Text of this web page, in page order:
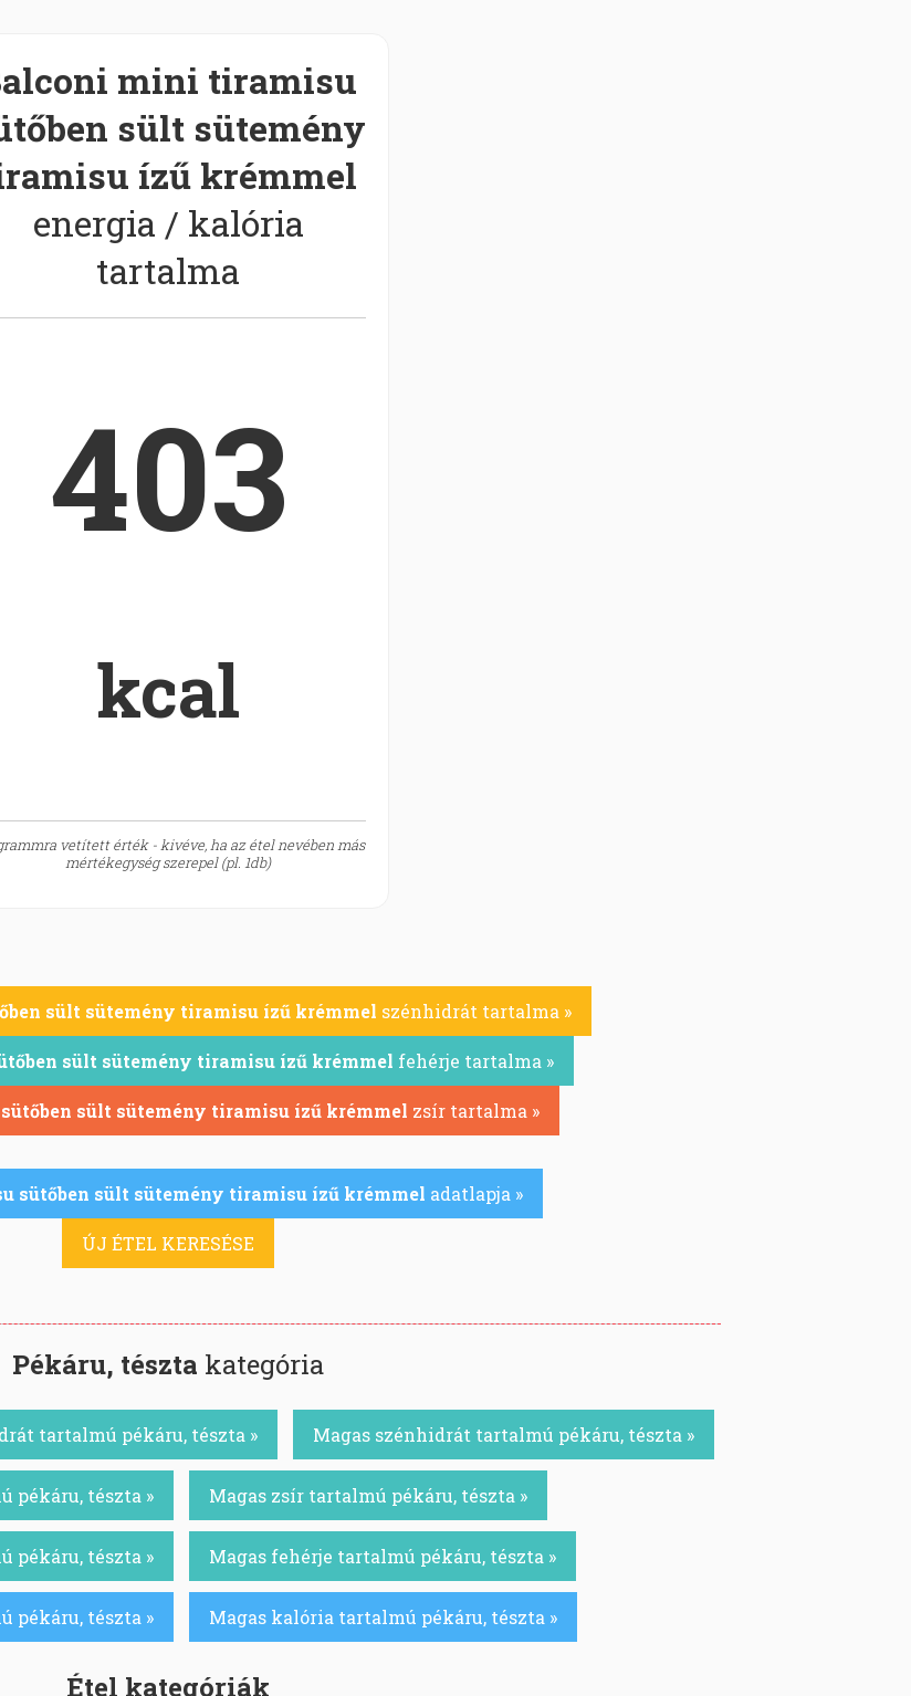
mini tiramisu
sült sütemény
ízű krémmel
energia / kalória
tartalma
403
kcal
vetített érték - kivéve, ha az étel nevében más
mértékegység szerepel (pl. 1db)
sült sütemény tiramisu ízű krémmel szénhidrát tartalma »
sült sütemény tiramisu ízű krémmel fehérje tartalma »
sült sütemény tiramisu ízű krémmel zsír tartalma »
sütőben sült sütemény tiramisu ízű krémmel adatlapja »
ÚJ ÉTEL KERESÉSE
Pékáru, tészta kategória
tartalmú pékáru, tészta » Magas szénhidrát tartalmú pékáru, tészta »
pékáru, tészta » Magas zsír tartalmú pékáru, tészta »
pékáru, tészta » Magas fehérje tartalmú pékáru, tészta »
pékáru, tészta » Magas kalória tartalmú pékáru, tészta »
Étel kategóriák